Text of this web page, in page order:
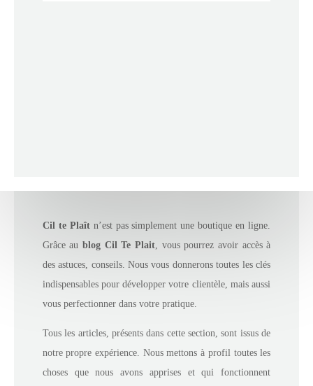
Cil te Plaîtn’est pas simplement une boutique en ligne.
Grâce aublog Cil Te Plait, vous pourrez avoir accès à
des astuces, conseils. Nous vous donnerons toutes les clés
indispensables pour développer votre clientèle, mais aussi
vous perfectionner dans votre pratique.
Tous les articles, présents dans cette section, sont issus de
notre propre expérience. Nous mettons à profil toutes les
choses que nous avons apprises et qui fonctionnent